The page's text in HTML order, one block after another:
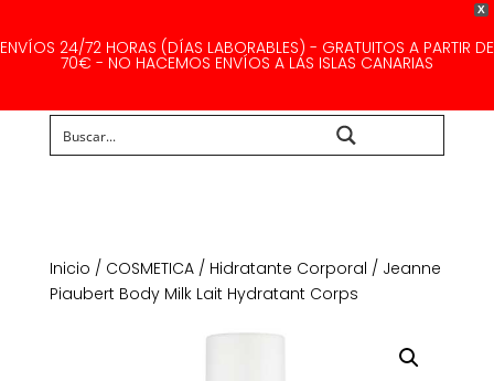
X
ENVÍOS 24/72 HORAS (DÍAS LABORABLES) - GRATUITOS A PARTIR DE
70€ - NO HACEMOS ENVÍOS A LAS ISLAS CANARIAS
Inicio / COSMETICA/ Hidratante Corporal / Jeanne
Piaubert Body Milk Lait Hydratant Corps